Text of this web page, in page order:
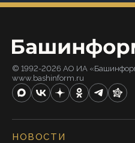
© 1992-2026 АО ИА
www.bashinform.ru
НОВОСТИ